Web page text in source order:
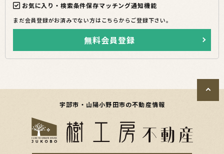
お気に入り・検索条件保存マッチング通知機能
まだ会員登録がお済みでない方はこちらからご登録下さい。
無料会員登録
宇部市・山陽小野田市の不動産情報